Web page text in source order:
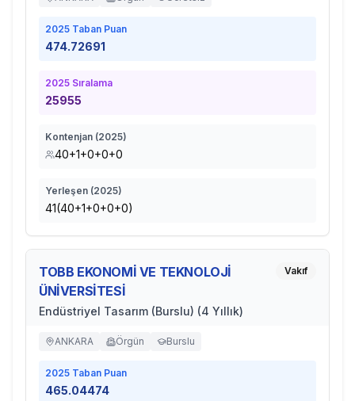
2025 Taban Puan
474.72691
2025 Sıralama
25955
Kontenjan (2025)
40+1+0+0+0
Yerleşen (2025)
41(40+1+0+0+0)
TOBB EKONOMİ VE TEKNOLOJİ
ÜNİVERSİTESİ
Endüstriyel Tasarım (Burslu) (4 Yıllık)
Vakıf
ANKARA Örgün Burslu
2025 Taban Puan
465.04474